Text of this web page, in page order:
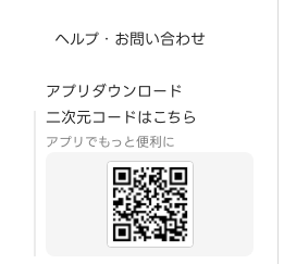
ヘルプ・お問い合わせ
アプリダウンロード
二次元コードはこちら
アプリでもっと便利に